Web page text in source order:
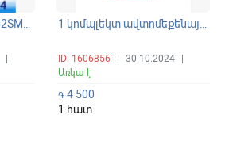
10 հատ T10/921/194 42SMD 6500K գերէներգախնայող սպիտակ պայծառ LED լամպեր 4W 1 լամպը 1 կոմպլեկտ ավտոմեքենայի սրահի LED ժապավենային լուսավորման Lamp Bar Ինտերիերի դեկորատիվ դրվագ
ID: 1606856 30.10.2024
Առկա է
֏4 500
1 հատ